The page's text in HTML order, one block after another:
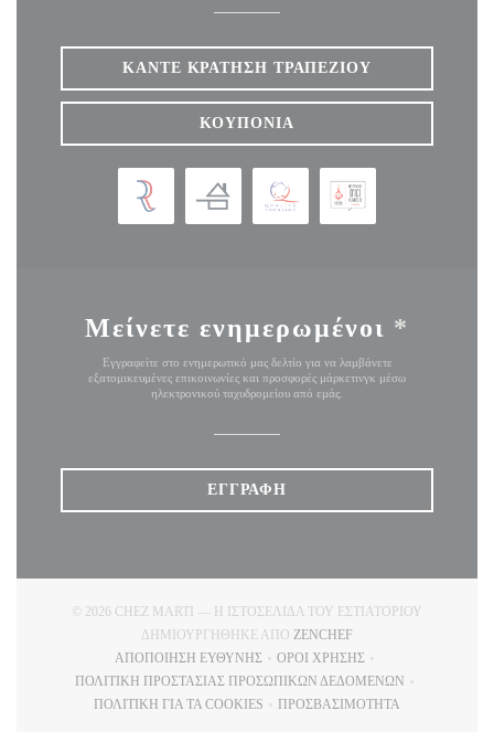
ΚΆΝΤΕ ΚΡΆΤΗΣΗ ΤΡΑΠΕΖΙΟΎ
ΚΟΥΠΌΝΙΑ
Μείνετε ενημερωμένοι *
Εγγραφείτε στο ενημερωτικό μας δελτίο για να λαμβάνετε
εξατομικευμένες επικοινωνίες και προσφορές μάρκετινγκ μέσω
ηλεκτρονικού ταχυδρομείου από εμάς.
ΕΓΓΡΑΦΉ
© 2026 CHEZ MARTI — Η ΙΣΤΟΣΕΛΊΔΑ ΤΟΥ ΕΣΤΙΑΤΟΡΊΟΥ
ΔΗΜΙΟΥΡΓΉΘΗΚΕ ΑΠΌ ZENCHEF
ΑΠΟΠΟΊΗΣΗ ΕΥΘΎΝΗΣ
ΌΡΟΙ ΧΡΉΣΗΣ
ΠΟΛΙΤΙΚΉ ΠΡΟΣΤΑΣΊΑΣ ΠΡΟΣΩΠΙΚΏΝ ΔΕΔΟΜΈΝΩΝ
ΠΟΛΙΤΙΚΉ ΓΙΑ ΤΑ COOKIES
ΠΡΟΣΒΑΣΙΜΌΤΗΤΑ